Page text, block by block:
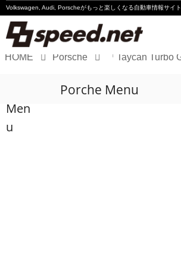
Volkswagen, Audi, Porscheがもっと楽しくなる自動車情報サイト
Audi
HOME Porsche
Men
u
Porche Menu